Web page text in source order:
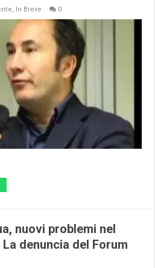
, In Breve 0
nuovi problemi nel
denuncia del Forum